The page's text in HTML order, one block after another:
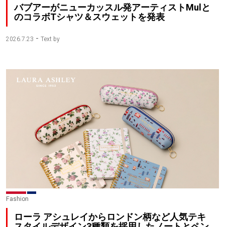
バブアーがニューカッスル発アーティストMulと
のコラボTシャツ＆スウェットを発表
2026.7.23 - Text by
Fashion
ローラ アシュレイからロンドン柄など人気テキ